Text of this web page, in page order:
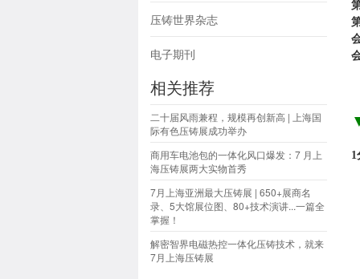
压铸世界杂志
电子期刊
相关推荐
二十届风雨兼程，规模再创新高 | 上海国
际有色压铸展成功举办
商用车电池包的一体化风口爆发：7 月上
海压铸展两大实物首秀
7月上海亚洲最大压铸展 | 650+展商名
录、5大馆展位图、80+技术演讲...一篇全
掌握！
解密智界电磁热控一体化压铸技术，就来
7月上海压铸展
1